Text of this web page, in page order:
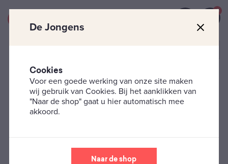
0
Souvenirs - Den Haag
Den Haag – Sleutelhanger –
De Jongens
Cookies
Voor een goede werking van onze site maken
wij gebruik van Cookies. Bij het aanklikken van
"Naar de shop" gaat u hier automatisch mee
akkoord.
Naar de shop